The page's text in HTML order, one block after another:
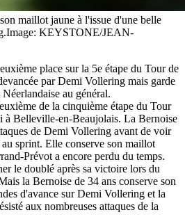
maillot jaune à l'issue d'une belle
Image: KEYSTONE/JEAN-
place sur la 5e étape du Tour de
par Demi Vollering mais garde
au général.
de la cinquième étape du Tour
à Belleville-en-Beaujolais. La Bernoise
de Demi Vollering avant de voir
sprint. Elle conserve son maillot
Prévot a encore perdu du temps.
le doublé après sa victoire lors du
la Bernoise de 34 ans conserve son
d'avance sur Demi Vollering et la
aux nombreuses attaques de la